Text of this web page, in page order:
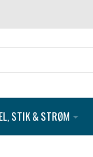
STIK & STRØM